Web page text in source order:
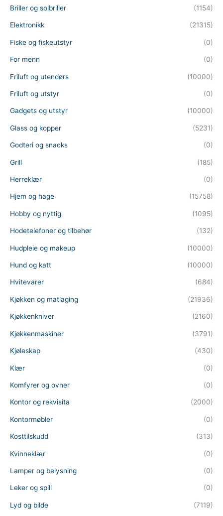
Briller og solbriller (1154)
Elektronikk (21315)
Fiske og fiskeutstyr (0)
For menn (0)
Friluft og utendørs (10000)
Friluft og utstyr (0)
Gadgets og utstyr (10000)
Glass og kopper (5231)
Godteri og snacks (0)
Grill (185)
Herreklær (0)
Hjem og hage (15758)
Hobby og nyttig (1095)
Hodetelefoner og tilbehør (132)
Hudpleie og makeup (10000)
Hund og katt (10000)
Hvitevarer (684)
Kjøkken og matlaging (21936)
Kjøkkenkniver (2160)
Kjøkkenmaskiner (3791)
Kjøleskap (430)
Klær (0)
Komfyrer og ovner (0)
Kontor og rekvisita (2000)
Kontormøbler (0)
Kosttilskudd (313)
Kvinneklær (0)
Lamper og belysning (0)
Leker og spill (0)
Lyd og bilde (7119)